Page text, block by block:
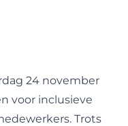
24 november
voor inclusieve
Trots